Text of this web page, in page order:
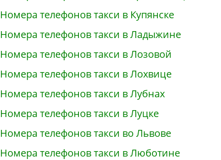
Номера телефонов такси в Купянске
Номера телефонов такси в Ладыжине
Номера телефонов такси в Лозовой
Номера телефонов такси в Лохвице
Номера телефонов такси в Лубнах
Номера телефонов такси в Луцке
Номера телефонов такси во Львове
Номера телефонов такси в Люботине